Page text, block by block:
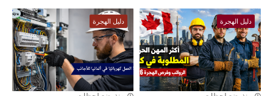
دليل الهجرة دليل الهجرة